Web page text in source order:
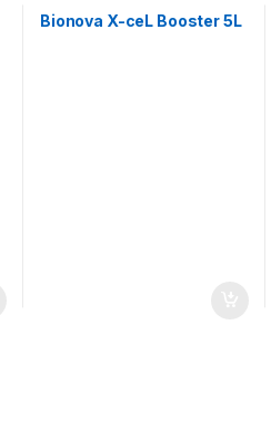
Bionova X-ceL Booster 5L